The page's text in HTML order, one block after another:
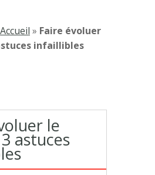
Accueil » Faire évoluer
infaillibles
le
astuces